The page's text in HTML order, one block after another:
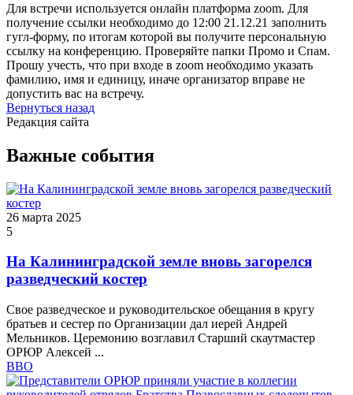
Для встречи используется онлайн платформа zoom. Для
получение ссылки необходимо до 12:00 21.12.21 заполнить
гугл-форму, по итогам которой вы получите персональную
ссылку на конференцию. Проверяйте папки Промо и Спам.
Прошу учесть, что при входе в zoom необходимо указать
фамилию, имя и единицу, иначе организатор вправе не
допустить вас на встречу.
Вернуться назад
Редакция сайта
Важные события
26 марта 2025
5
На Калининградской земле вновь загорелся
разведческий костер
Свое разведческое и руководительское обещания в кругу
братьев и сестер по Организации дал иерей Андрей
Мельников. Церемонию возглавил Старший скаутмастер
ОРЮР Алексей ...
ВВО